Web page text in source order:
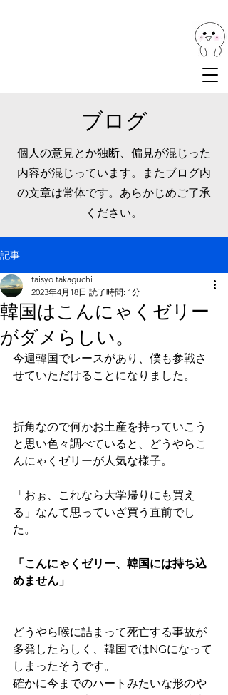
ブログ
個人の意見とか独断、偏見が混じった
内容が混じっています。またブログ内
の文章は常体です。あらかじめご了承
ください。
記事
韓国はこんにゃくゼリー
がダメらしい。
taisyo takaguchi
2023年4月18日 読了時間: 1分
今週韓国でレースがあり、僕も参戦さ
せていただけることになりました。
折角なので何かお土産を持っていこう
と思い色々調べていると、どうやらこ
んにゃくゼリーが人気な様子。
「おぉ、これなら大学帰りにも買え
る」なんて思っていざ買う直前でし
た。
「こんにゃくゼリー、韓国には持ち込
めません」
どうやら喉に詰まって死亡する事故が
多発したらしく、韓国ではNGになって
しまったそうです。
確かに今までのハートみたいな形のや